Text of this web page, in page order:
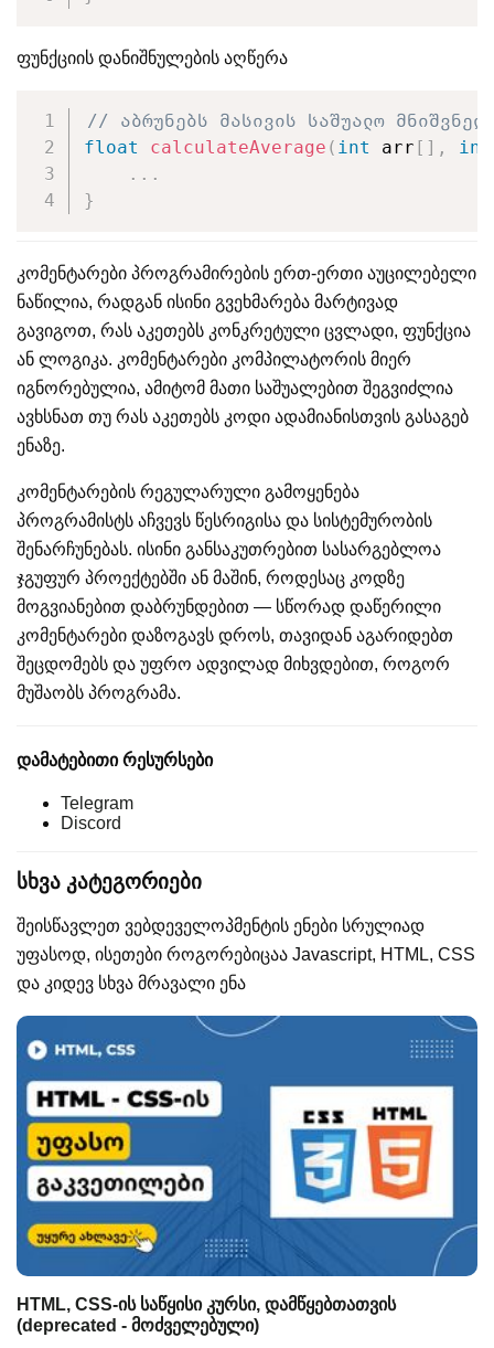
ფუნქციის დანიშნულების აღწერა
// აბრუნებს მასივის საშუალო
float
calculateAverage ( int arr [ ] , int
. . .
}
კომენტარები პროგრამირების ერთ-ერთი აუცილებელი
ნაწილია, რადგან ისინი გვეხმარება მარტივად
გავიგოთ, რას აკეთებს კონკრეტული ცვლადი, ფუნქცია
ან ლოგიკა. კომენტარები კომპილატორის მიერ
იგნორებულია, ამიტომ მათი საშუალებით შეგვიძლია
ავხსნათ თუ რას აკეთებს კოდი ადამიანისთვის გასაგებ
ენაზე.
კომენტარების რეგულარული გამოყენება
პროგრამისტს აჩვევს წესრიგისა და სისტემურობის
შენარჩუნებას. ისინი განსაკუთრებით სასარგებლოა
ჯგუფურ პროექტებში ან მაშინ, როდესაც კოდზე
მოგვიანებით დაბრუნდებით — სწორად დაწერილი
კომენტარები დაზოგავს დროს, თავიდან აგარიდებთ
შეცდომებს და უფრო ადვილად მიხვდებით, როგორ
მუშაობს პროგრამა.
დამატებითი რესურსები
Telegram
Discord
სხვა კატეგორიები
შეისწავლეთ ვებდეველოპმენტის ენები სრულიად
უფასოდ, ისეთები როგორებიცაა Javascript, HTML, CSS
და კიდევ სხვა მრავალი ენა
HTML, CSS-ის საწყისი კურსი, დამწყებთათვის
(deprecated - მოძველებული)